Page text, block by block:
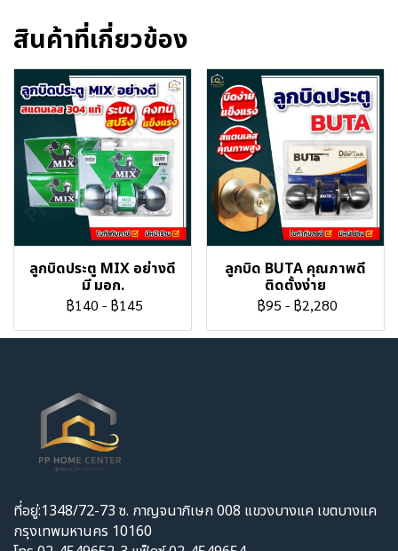
สินค้าที่เกี่ยวข้อง
ลูกบิดประตู MIX อย่างดี
มี มอก.
฿140 - ฿145
ลูกบิด BUTA คุณภาพดี
ติดตั้งง่าย
฿95 - ฿2,280
ที่อยู่:1348/72-73 ซ. กาญจนาภิเษก 008 แขวงบางแค เขตบางแค
กรุงเทพมหานคร 10160